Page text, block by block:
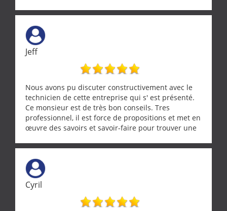
récupérateur d'eau, tout a été parfaitement mis en
œuvre sans besoin d'y revenir. confiance assurée.
Jeff
Nous avons pu discuter constructivement avec le
technicien de cette entreprise qui s' est présenté.
Ce monsieur est de très bon conseils. Tres
professionnel, il est force de propositions et met en
œuvre des savoirs et savoir-faire pour trouver une
demande de l écoute et de la considération, ce qui
ne se trouve que chez les pationnés de leur métier.
Merci a ce monsieur pour sa disponibilité
Cyril